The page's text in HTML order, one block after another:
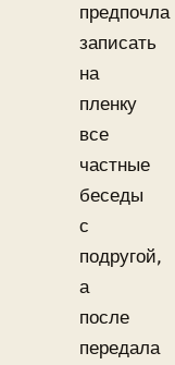
предпочла
записать
на
пленку
все
частные
беседы
с
подругой,
а
после
передала